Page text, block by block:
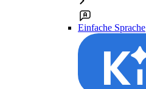
Einfache Sprache